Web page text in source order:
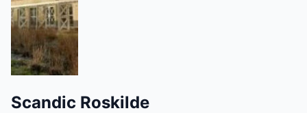
Scandic Roskilde